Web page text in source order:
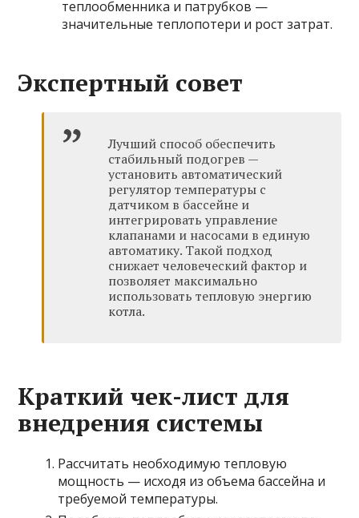
теплообменника и патрубков —
значительные теплопотери и рост затрат.
Экспертный совет
Лучший способ обеспечить
стабильный подогрев —
установить автоматический
регулятор температуры с
датчиком в бассейне и
интегрировать управление
клапанами и насосами в единую
автоматику. Такой подход
снижает человеческий фактор и
позволяет максимально
использовать тепловую энергию
котла.
Краткий чек-лист для
внедрения системы
Рассчитать необходимую тепловую
мощность — исходя из объема бассейна и
требуемой температуры.